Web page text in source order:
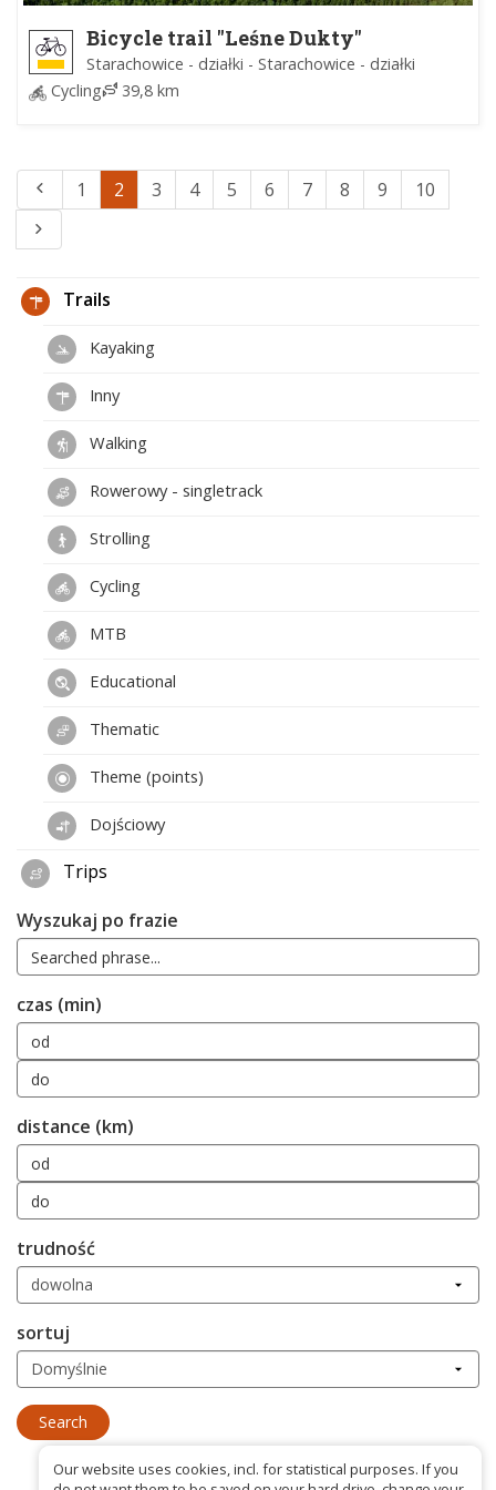
Bicycle trail "Leśne Dukty"
Starachowice - działki - Starachowice - działki
Cycling
39,8 km
1 2 3 4 5 6 7 8 9 10
Trails
Kayaking
Inny
Walking
Rowerowy - singletrack
Strolling
Cycling
MTB
Educational
Thematic
Theme (points)
Dojściowy
Trips
Wyszukaj po frazie
czas (min)
distance (km)
trudność
sortuj
Our website uses cookies, incl. for statistical purposes. If you